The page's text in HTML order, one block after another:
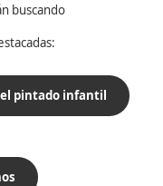
buscando
pintado infantil